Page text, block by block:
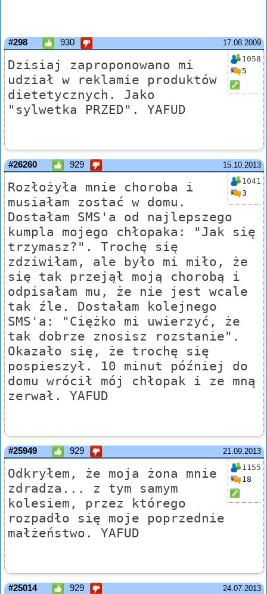
17.08.2009
#298 930
1058
5
Dzisiaj zaproponowano mi
udział w reklamie produktów
dietetycznych. Jako
"sylwetka PRZED". YAFUD
15.10.2013
#26260 929
1041
3
Rozłożyła mnie choroba i
musiałam zostać w domu.
Dostałam SMS'a od najlepszego
kumpla mojego chłopaka: "Jak się
trzymasz?". Trochę się
zdziwiłam, ale było mi miło, że
się tak przejął moją chorobą i
odpisałam mu, że nie jest wcale
tak źle. Dostałam kolejnego
SMS'a: "Ciężko mi uwierzyć, że
tak dobrze znosisz rozstanie".
Okazało się, że trochę się
pospieszył. 10 minut później do
domu wrócił mój chłopak i ze mną
zerwał. YAFUD
21.09.2013
#25949 929
1155
18
Odkryłem, że moja żona mnie
zdradza... z tym samym
kolesiem, przez którego
rozpadło się moje poprzednie
małżeństwo. YAFUD
24.07.2013
#25014 929